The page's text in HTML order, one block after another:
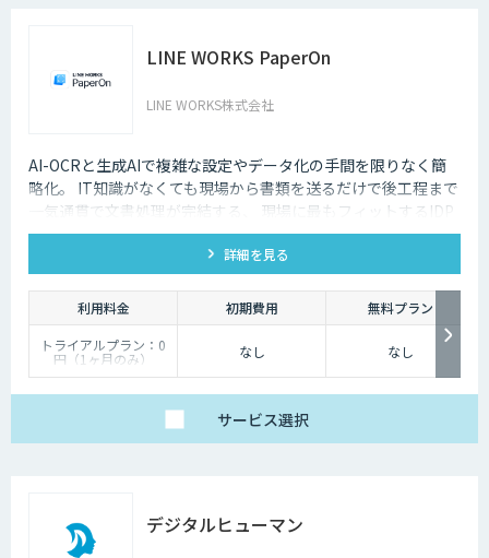
LINE WORKS PaperOn
LINE WORKS株式会社
AI-OCRと生成AIで複雑な設定やデータ化の手間を限りなく簡
略化。 IT知識がなくても現場から書類を送るだけで後工程まで
一気通貫で文書処理が完結する、 現場に最もフィットするIDP
ソリューションです。
詳細を見る
利用料金 初期費用
無料プラン
トライアルプラン：0
円（1ヶ月のみ）
ライトプラン：30,000
スタンダード：50,000
円/月（読み取り回数上
限2,000回）
なし なし
サービス選択
デジタルヒューマン